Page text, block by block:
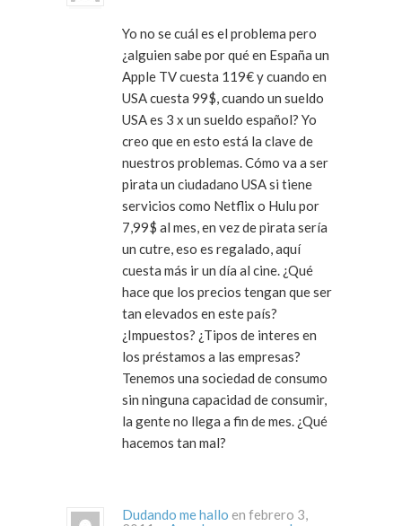
Yo no se cuál es el problema pero
¿alguien sabe por qué en España un
Apple TV cuesta 119€ y cuando en
USA cuesta 99$, cuando un sueldo
USA es 3 x un sueldo español? Yo
creo que en esto está la clave de
nuestros problemas. Cómo va a ser
pirata un ciudadano USA si tiene
servicios como Netflix o Hulu por
7,99$ al mes, en vez de pirata sería
un cutre, eso es regalado, aquí
cuesta más ir un día al cine. ¿Qué
hace que los precios tengan que ser
tan elevados en este país?
¿Impuestos? ¿Tipos de interes en
los préstamos a las empresas?
Tenemos una sociedad de consumo
sin ninguna capacidad de consumir,
la gente no llega a fin de mes. ¿Qué
hacemos tan mal?
Dudando me hallo en febrero 3,